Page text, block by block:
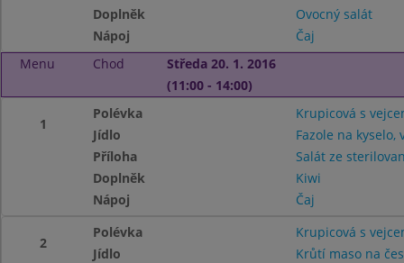
Doplněk
Ovocný salát
Nápoj
Čaj
Menu
Chod
Středa 20. 1. 2016
(11:00 - 14:00)
1
Polévka
Krupicová s
Jídlo
Fazole na kyselo,
Příloha
Salát ze
Doplněk
Kiwi
Nápoj
Čaj
2
Polévka
Krupicová s
Jídlo
Krůtí maso na